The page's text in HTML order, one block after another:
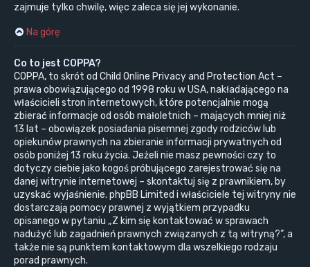
zajmuje tylko chwilę, więc zaleca się jej wykonanie.
Na górę
Co to jest COPPA?
COPPA, to skrót od Child Online Privacy and Protection Act –
prawa obowiązującego od 1998 roku w USA, nakładającego na
właścicieli stron internetowych, które potencjalnie mogą
zbierać informacje od osób małoletnich – mających mniej niż
13 lat – obowiązek posiadania pisemnej zgody rodziców lub
opiekunów prawnych na zbieranie informacji prywatnych od
osób poniżej 13 roku życia. Jeżeli nie masz pewności czy to
dotyczy ciebie jako kogoś próbującego zarejestrować się na
danej witrynie internetowej – skontaktuj się z prawnikiem, by
uzyskać wyjaśnienie. phpBB Limited i właściciele tej witryny nie
dostarczają pomocy prawnej z wyjątkiem przypadku
opisanego w pytaniu „Z kim się kontaktować w sprawach
nadużyć lub zagadnień prawnych związanych z tą witryną?”, a
także nie są punktem kontaktowym dla wszelkiego rodzaju
porad prawnych.